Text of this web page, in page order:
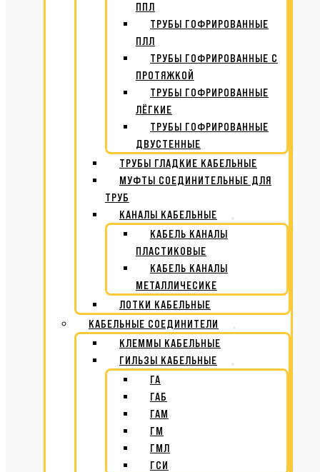
ППЛ
ТРУБЫ ГОФРИРОВАННЫЕ
ПЛЛ
ТРУБЫ ГОФРИРОВАННЫЕ С
ПРОТЯЖКОЙ
ТРУБЫ ГОФРИРОВАННЫЕ
ЛЁГКИЕ
ТРУБЫ ГОФРИРОВАННЫЕ
ДВУСТЕННЫЕ
ТРУБЫ ГЛАДКИЕ КАБЕЛЬНЫЕ
МУФТЫ СОЕДИНИТЕЛЬНЫЕ ДЛЯ
ТРУБ
КАНАЛЫ КАБЕЛЬНЫЕ
КАБЕЛЬ КАНАЛЫ
ПЛАСТИКОВЫЕ
КАБЕЛЬ КАНАЛЫ
МЕТАЛЛИЧЕСИКЕ
ЛОТКИ КАБЕЛЬНЫЕ
КАБЕЛЬНЫЕ СОЕДИНИТЕЛИ
КЛЕММЫ КАБЕЛЬНЫЕ
ГИЛЬЗЫ КАБЕЛЬНЫЕ
ГА
ГАБ
ГАМ
ГМ
ГМЛ
ГСИ